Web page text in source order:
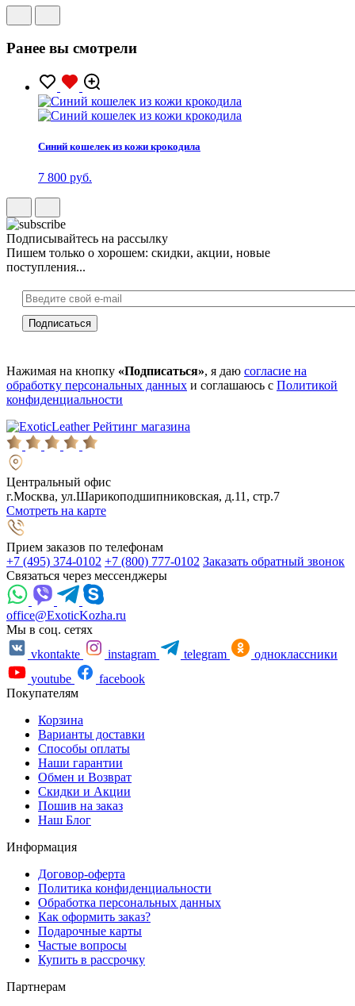
Ранее вы смотрели
Синий кошелек из кожи крокодила
7 800 руб.
Подписывайтесь на рассылку
Пишем только о хорошем: скидки, акции, новые
поступления...
Нажимая на кнопку «Подписаться», я даю согласие на
обработку персональных данных и соглашаюсь с Политикой
конфиденциальности
Рейтинг магазина
Центральный офис
г.Москва, ул.Шарикоподшипниковская, д.11, стр.7
Смотреть на карте
Прием заказов по телефонам
+7 (495) 374-0102 +7 (800) 777-0102 Заказать обратный звонок
Связаться через мессенджеры
office@ExoticKozha.ru
Мы в соц. сетях
vkontakte
instagram telegram
одноклассники
youtube
facebook
Покупателям
Корзина
Варианты доставки
Способы оплаты
Наши гарантии
Обмен и Возврат
Скидки и Акции
Пошив на заказ
Наш Блог
Информация
Договор-оферта
Политика конфиденциальности
Обработка персональных данных
Как оформить заказ?
Подарочные карты
Частые вопросы
Купить в рассрочку
Партнерам